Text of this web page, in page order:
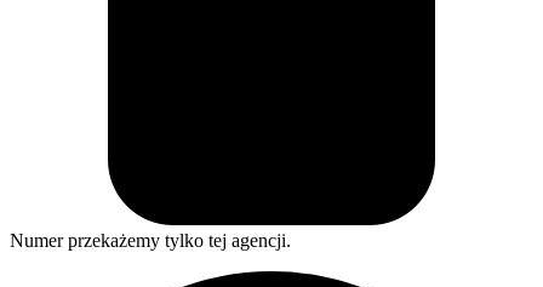
Numer przekażemy tylko tej agencji.